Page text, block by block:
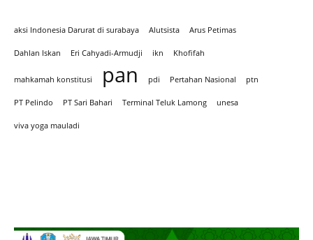
aksi Indonesia Darurat di surabaya Alutsista Arus Petimas
Dahlan Iskan Eri Cahyadi-Armudji ikn Khofifah
mahkamah konstitusi pan pdi Pertahan Nasional ptn
PT Pelindo PT Sari Bahari Terminal Teluk Lamong unesa
viva yoga mauladi